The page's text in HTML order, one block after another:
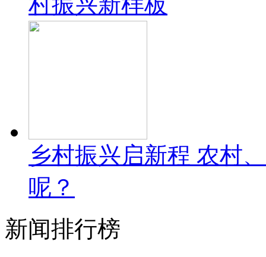
乡村振兴启新程 农村
呢？
新闻排行榜